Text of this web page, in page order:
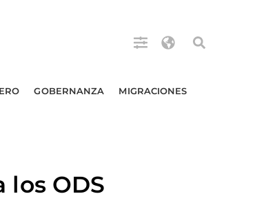
GOBERNANZA MIGRACIONES
ODS